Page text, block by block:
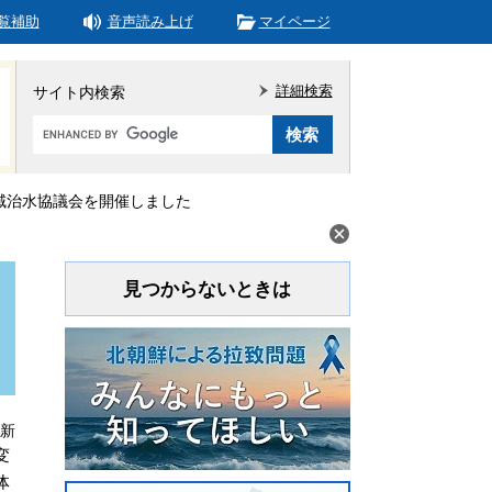
補助 音声読み上げ マイページ
サイト内検索
Google
タ
ム
詳細検索
水協議会を開催しました
見つからないときは